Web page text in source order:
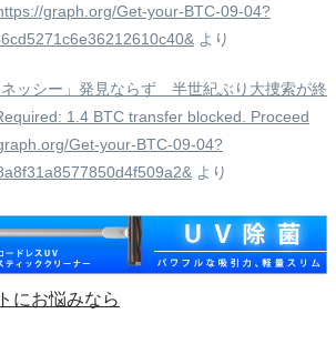
graph.org/Get-your-BTC-09-04?
より
ネッシー」発見ならず 半世紀ぶり大捜索が終
1.4 BTC transfer blocked. Proceed
Get-your-BTC-09-04?
より
にお悩みなら